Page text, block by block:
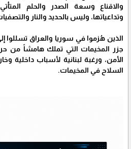
والاقناع وسعة الصدر والحلم
وتداعياتها، وليس بالحديد والنار
الذين هُزموا في سوريا والعراق تسللوا
جزر المخيمات التي تملك هامشاً من
الأمن، ورغبة لبنانية لأسباب داخلية
السلاح في المخيمات.